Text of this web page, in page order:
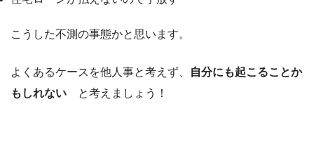
こうした不測の事態かと思います。
よくあるケースを他人事と考えず、
自分にも起こることか
もしれない と考えましょう！